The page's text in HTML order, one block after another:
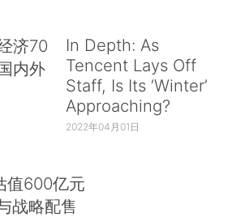
济70
内外
In Depth: As
Tencent Lays Off
Staff, Is Its ‘Winter’
Approaching?
2022年04月01日
值600亿元
战略配售